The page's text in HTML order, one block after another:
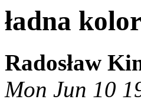
ładna
Radosław
Mon Jun 10